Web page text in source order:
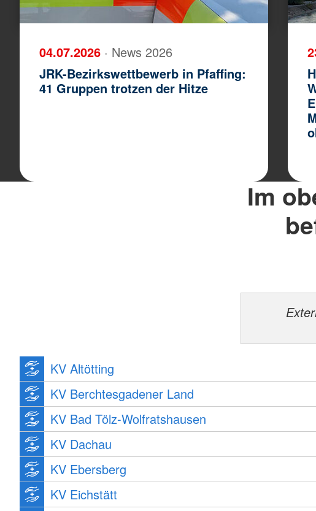
04.07.2026 · News 2026
JRK-Bezirkswettbewerb in Pfaffing:
41 Gruppen trotzen der Hitze
Im
KV Altötting
KV Berchtesgadener Land
KV Bad Tölz-Wolfratshausen
KV Dachau
KV Ebersberg
KV Eichstätt